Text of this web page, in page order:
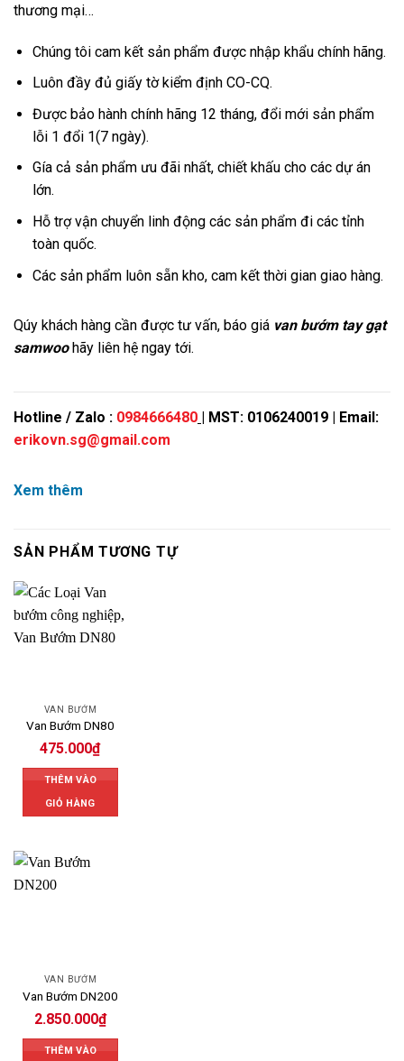
thương mại…
Chúng tôi cam kết sản phẩm được nhập khẩu chính hãng.
Luôn đầy đủ giấy tờ kiểm định CO-CQ.
Được bảo hành chính hãng 12 tháng, đổi mới sản phẩm
lỗi 1 đổi 1(7 ngày).
Gía cả sản phẩm ưu đãi nhất, chiết khấu cho các dự án
lớn.
Hỗ trợ vận chuyển linh động các sản phẩm đi các tỉnh
toàn quốc.
Các sản phẩm luôn sẵn kho, cam kết thời gian giao hàng.
Qúy khách hàng cần được tư vấn, báo giá van bướm tay gạt
samwoohãy liên hệ ngay tới.
Hotline / Zalo : 0984666480 | MST: 0106240019 | Email:
erikovn.sg@gmail.com
Xem thêm
SẢN PHẨM TƯƠNG TỰ
VAN BƯỚM
Van Bướm DN80
475.000₫
THÊM VÀO
GIỎ HÀNG
VAN BƯỚM
Van Bướm DN200
2.850.000₫
THÊM VÀO